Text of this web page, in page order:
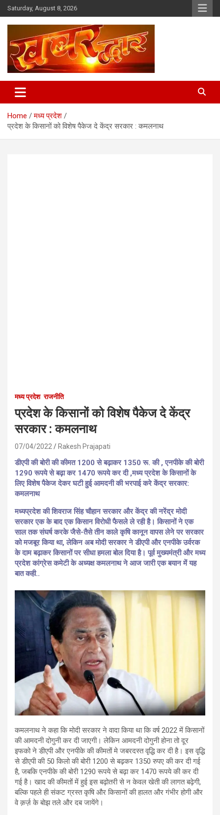
Skip
to
content
Saturday, August 8, 2026
Khabar Dwar
Home
मध्य प्रदेश
प्रदेश के किसानों को विशेष पैकेज दे केंद्र सरकार : कमलनाथ
मध्य प्रदेश राजनीति
प्रदेश के किसानों को विशेष पैकेज दे केंद्र
सरकार : कमलनाथ
07/04/2022 Rakesh Prajapati
डीएपी की बोरी की कीमत 1200 से बढ़ाकर 1350 रू. की , एनपीके की बोरी
1290 रूपये से बढ़ा कर 1470 रूपये कर दी ,मध्य प्रदेश के किसानों के
लिए विशेष पैकेज देकर घटी हुई आमदनी की भरपाई करे केंद्र सरकार:
कमलनाथ
मध्यप्रदेश की शिवराज सिंह चौहान सरकार और केंद्र की नरेंद्र मोदी
सरकार एक के बाद एक किसान विरोधी फैसले ले रही है। किसानों ने एक
साल तक संघर्ष करके जैसे-तैसे तीन काले कृषि कानून वापस लेने पर सरकार
को मजबूर किया था, लेकिन अब मोदी सरकार ने डीएपी और एनपीके उर्वरक
के दाम बढ़ाकर किसानों पर सीधा हमला बोल दिया है। पूर्व मुख्यमंत्री और मध्य
प्रदेश कांग्रेस कमेटी के अध्यक्ष कमलनाथ ने आज जारी एक बयान में यह
बात कही..
कमलनाथ ने कहा कि मोदी सरकार ने वादा किया था कि वर्ष 2022 में किसानों
की आमदनी दोगुनी कर दी जाएगी। लेकिन आमदनी दोगुनी होना तो दूर
इफको ने डीएपी और एनपीके की कीमतों मे जबरदस्त वृद्धि कर दी है। इस वृद्धि
से डीएपी की 50 किलो की बोरी 1200 से बढ़कर 1350 रुपए की कर दी गई
है, जबकि एनपीके की बोरी 1290 रूपये से बढ़ा कर 1470 रूपये की कर दी
गई है। खाद की कीमतों में हुई इस बढ़ोतरी से न केवल खेती की लागत बढ़ेगी,
बल्कि पहले ही संकट ग्रस्त कृषि और किसानों की हालत और गंभीर होगी और
वे क़र्ज़ के बोझ तले और दब जायेंगे।